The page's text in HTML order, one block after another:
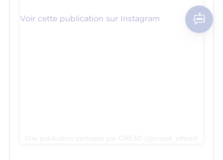
Voir cette publication sur Instagram